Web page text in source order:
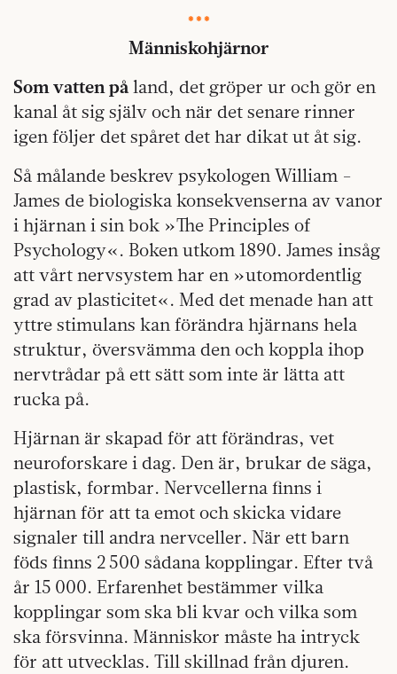
***
Människohjärnor
Som vatten på land, det gröper ur och gör en
kanal åt sig själv och när det senare rinner
igen följer det spåret det har dikat ut åt sig.
Så målande beskrev psykologen William ­
James de biologiska konsekvenserna av vanor
i hjärnan i sin bok »The Principles of
Psychology«. Boken utkom 1890. James insåg
att vårt nervsystem har en »utomordentlig
grad av plasticitet«. Med det menade han att
yttre stimulans kan förändra hjärnans hela
struktur, översvämma den och koppla ihop
nervtrådar på ett sätt som inte är lätta att
rucka på.
Hjärnan är skapad för att förändras, vet
neuroforskare i dag. Den är, brukar de säga,
plastisk, formbar. Nervcellerna finns i
hjärnan för att ta emot och skicka vidare
signaler till andra nervceller. När ett barn
föds finns 2 500 sådana kopplingar. Efter två
år 15 000. Erfarenhet bestämmer vilka
kopplingar som ska bli kvar och vilka som
ska försvinna. Människor måste ha intryck
för att utvecklas. Till skillnad från djuren.